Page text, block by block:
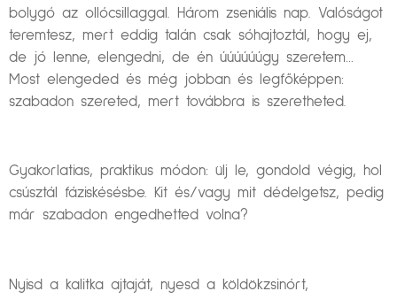
bolygó az ollócsillaggal. Három zseniális nap. Valóságot
teremtesz, mert eddig talán csak sóhajtoztál, hogy ej,
de jó lenne, elengedni, de én úúúúúúgy szeretem…
Most elengeded és még jobban és legfőképpen:
szabadon szereted, mert továbbra is szeretheted.
Gyakorlatias, praktikus módon: ülj le, gondold végig, hol
csúsztál fáziskésésbe. Kit és/vagy mit dédelgetsz, pedig
már szabadon engedhetted volna?
Nyisd a kalitka ajtaját, nyesd a köldökzsinórt,